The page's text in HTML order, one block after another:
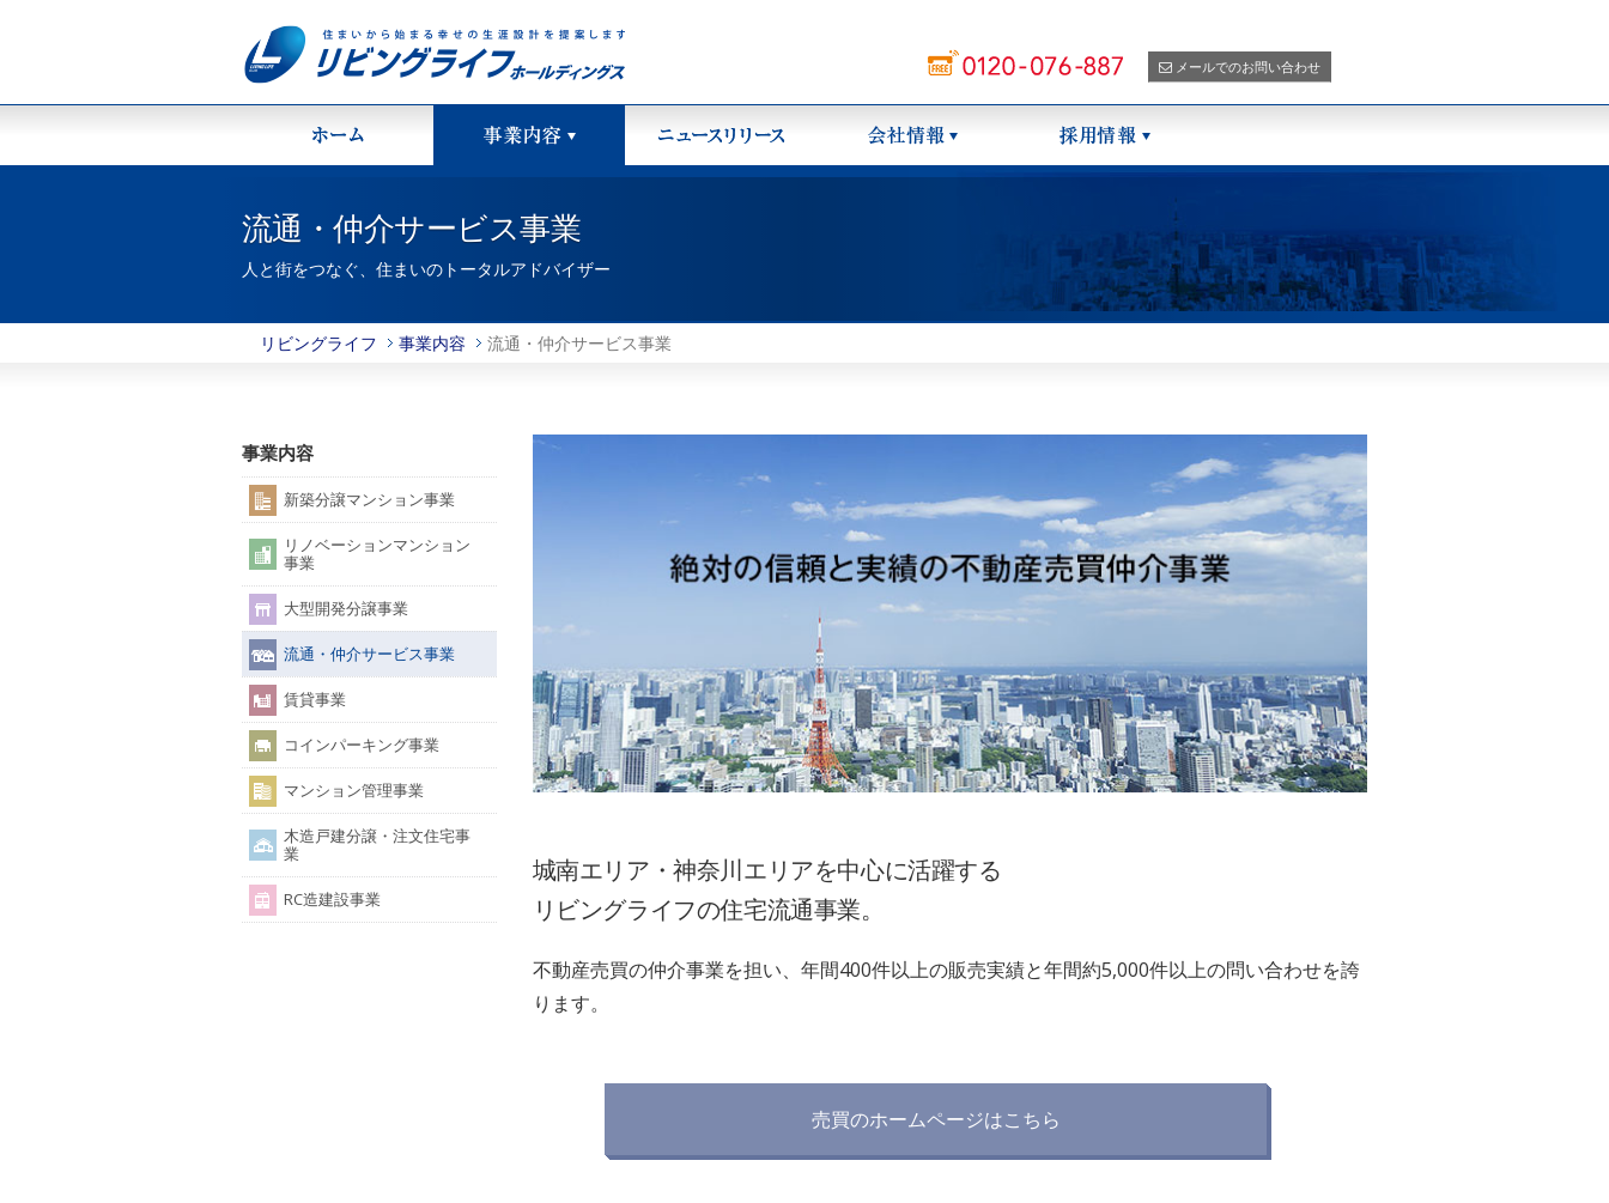
メールでのお問い合わせ
流通・仲介サービス事業
人と街をつなぐ、住まいのトータルアドバイザー
リビングライフ 事業内容 流通・仲介サービス事業
城南エリア・神奈川エリアを中心に活躍する
リビングライフの住宅流通事業。
不動産売買の仲介事業を担い、年間400件以上の販売実績と年間約5,000件以上の問い合わせを誇
ります。
売買のホームページはこちら
事業内容
新築分譲マンション事業
リノベーションマンション
事業
大型開発分譲事業
流通・仲介サービス事業
賃貸事業
コインパーキング事業
マンション管理事業
木造戸建分譲・注文住宅事
業
RC造建設事業